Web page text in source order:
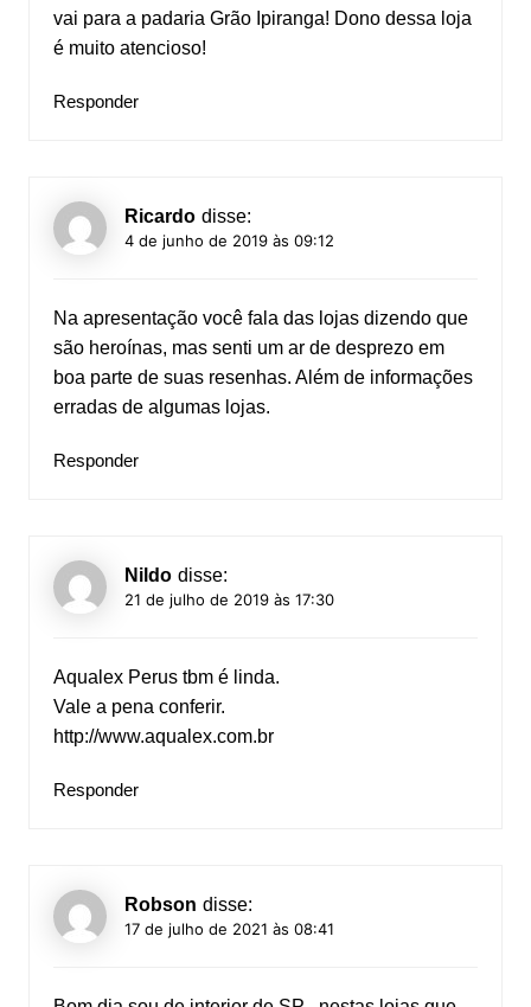
vai para a padaria Grão Ipiranga! Dono dessa loja
é muito atencioso!
Responder
Ricardo disse:
4 de junho de 2019 às 09:12
Na apresentação você fala das lojas dizendo que
são heroínas, mas senti um ar de desprezo em
boa parte de suas resenhas. Além de informações
erradas de algumas lojas.
Responder
Nildo disse:
21 de julho de 2019 às 17:30
Aqualex Perus tbm é linda.
Vale a pena conferir.
http://www.aqualex.com.br
Responder
Robson disse:
17 de julho de 2021 às 08:41